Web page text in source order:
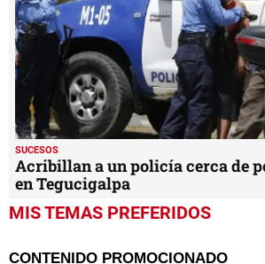
SUCESOS
Acribillan a un policía cerca de
en Tegucigalpa
MIS TEMAS PREFERIDOS